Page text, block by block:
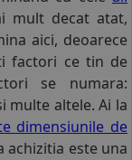
mult decat atat,
aici, deoarece
factori ce tin de
se numara:
multe altele. Ai la
dimensiunile de
achizitia este una